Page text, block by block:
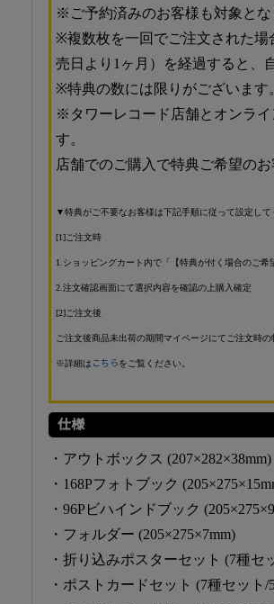
※ご予約済みのお客様も対象とな
※複数枚を一回でご注文された
売日より1ヶ月）を経過すると、
※特典の数には限りがございま
※タワーレコード店舗とオンラ
す。
店舗でのご購入で特典ご希望の
▼特典がご不要なお客様は下記手順に従って設定して
[1]ご注文時
1.ショッピングカート内で「【特典が付く場合のご希
2.注文確認画面にて選択内容を確認の上購入確定
[2]ご注文後
ご注文後商品未出荷の期間マイページにてご注文時
※詳細は こちらをご覧ください。
仕様
・アウトボックス (207×282×38mm)
・168Pフォトブック
・96Pビハインドブック
・フォルダー (205×275×7mm)
・折り込みポスターセット (7種セ
・ポストカードセット (7種セット/